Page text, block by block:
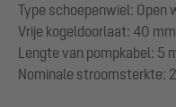
Type schoepenwiel: Open
Vrije kogeldoorlaat: 40 mm
Lengte van pompkabel: 5
Nominale stroomsterkte: